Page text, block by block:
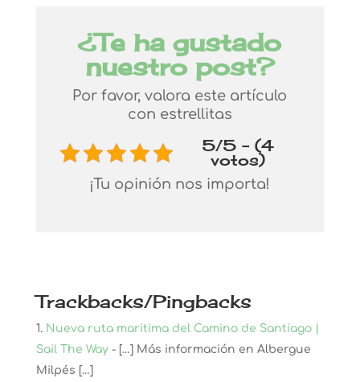
¿Te ha gustado
nuestro post?
Por favor, valora este artículo
con estrellitas
5/5 - (4
votos)
¡Tu opinión nos importa!
Trackbacks/Pingbacks
Nueva ruta maritima del Camino de Santiago |
Sail The Way- […] Más información en Albergue
Milpés […]